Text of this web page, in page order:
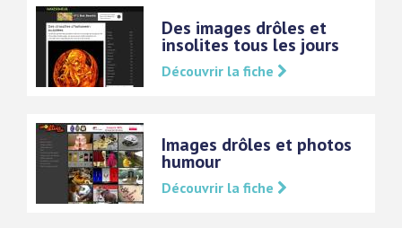
Des images drôles et
insolites tous les jours
Découvrir la fiche
Images drôles et photos
humour
Découvrir la fiche